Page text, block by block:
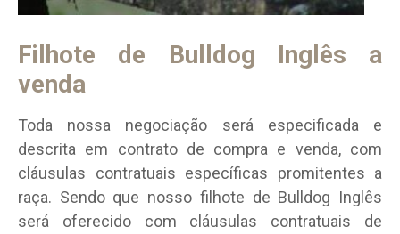
Filhote de Bulldog Inglês a
venda
Toda nossa negociação será especificada e
descrita em contrato de compra e venda, com
cláusulas contratuais específicas promitentes a
raça. Sendo que nosso filhote de Bulldog Inglês
será oferecido com cláusulas contratuais de